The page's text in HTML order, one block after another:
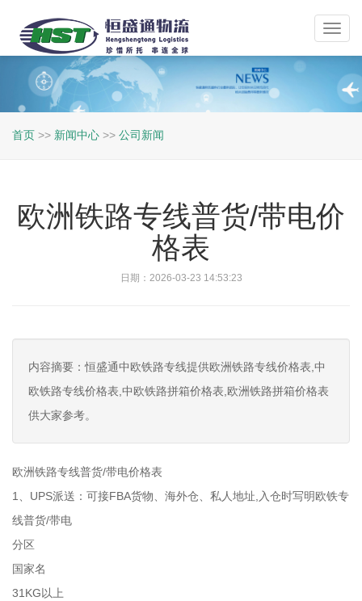
首页 >> 新闻中心 >> 公司新闻
欧洲铁路专线普货/带电价
格表
日期：2026-03-23 14:53:23
内容摘要：恒盛通中欧铁路专线提供欧洲铁路专线价格表,中
欧铁路专线价格表,中欧铁路拼箱价格表,欧洲铁路拼箱价格表
供大家参考。
欧洲铁路专线普货/带电价格表
1、UPS派送：可接FBA货物、海外仓、私人地址,入仓时写明欧铁专
线普货/带电
分区
国家名
31KG以上